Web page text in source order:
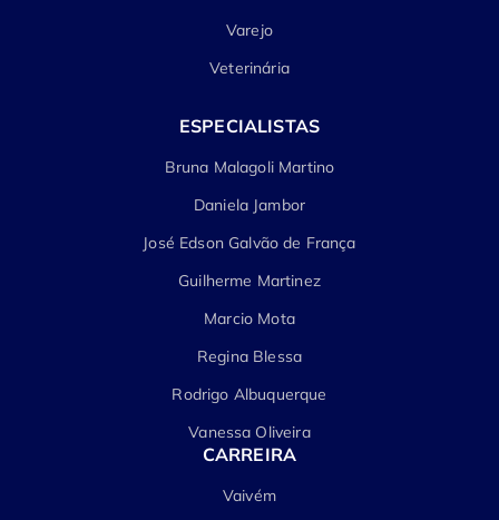
Varejo
Veterinária
ESPECIALISTAS
Bruna Malagoli Martino
Daniela Jambor
José Edson Galvão de França
Guilherme Martinez
Marcio Mota
Regina Blessa
Rodrigo Albuquerque
Vanessa Oliveira
CARREIRA
Vaivém